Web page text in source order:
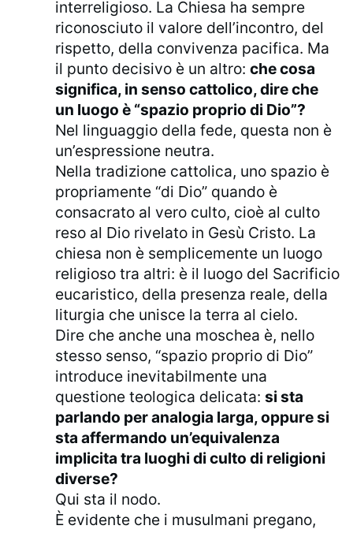
interreligioso. La Chiesa ha sempre
riconosciuto il valore dell’incontro, del
rispetto, della convivenza pacifica. Ma
il punto decisivo è un altro:che cosa
significa, in senso cattolico, dire che
un luogo è “spazio proprio di Dio”?
Nel linguaggio della fede, questa non è
un’espressione neutra.
Nella tradizione cattolica, uno spazio è
propriamente “di Dio” quando è
consacrato al vero culto, cioè al culto
reso al Dio rivelato in Gesù Cristo. La
chiesa non è semplicemente un luogo
religioso tra altri: è il luogo del Sacrificio
eucaristico, della presenza reale, della
liturgia che unisce la terra al cielo.
Dire che anche una moschea è, nello
stesso senso, “spazio proprio di Dio”
introduce inevitabilmente una
questione teologica delicata:si sta
parlando per analogia larga, oppure si
sta affermando un’equivalenza
implicita tra luoghi di culto di religioni
diverse?
Qui sta il nodo.
È evidente che i musulmani pregano,